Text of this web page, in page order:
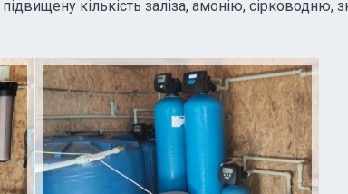
кількість заліза, амонію, сірководню,